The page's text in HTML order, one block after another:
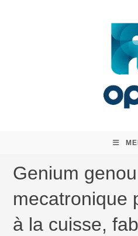
Genium
mecatronique
à la cuisse,